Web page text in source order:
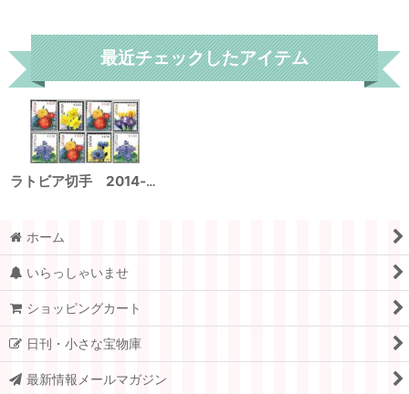
最近チェックしたアイテム
ラトビア切手 2014‐21年 花 フレンチ・マリーゴールド 8種
ホーム
いらっしゃいませ
ショッピングカート
日刊・小さな宝物庫
最新情報メールマガジン